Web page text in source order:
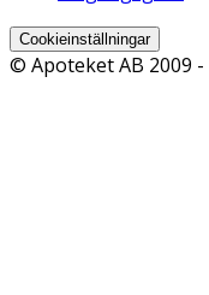
Cookieinställningar
© Apoteket AB 2009 -